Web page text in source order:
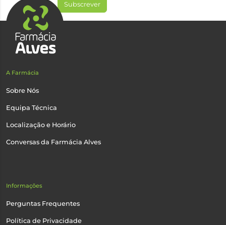
Subscrever
A Farmácia
Sobre Nós
Equipa Técnica
Localização e Horário
Conversas da Farmácia Alves
Informações
Perguntas Frequentes
Política de Privacidade